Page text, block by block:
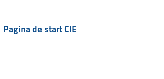
Pagina de start CIE